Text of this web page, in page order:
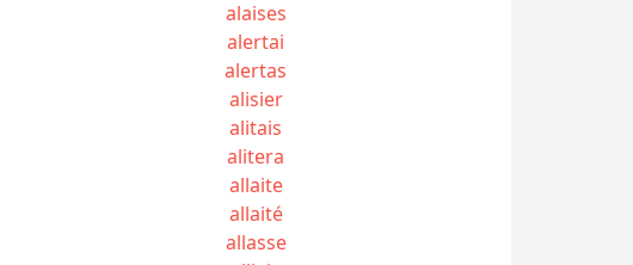
alaises
alertai
alertas
alisier
alitais
alitera
allaite
allaité
allasse